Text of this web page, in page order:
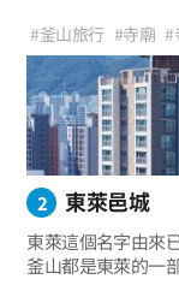
位於以美麗溪谷和
一年四季都有絡繹
#釜山旅行 #寺廟 #
#大雄殿 #石塔 #溪
#歷史旅行 #適宜散
#家庭旅遊
2 東萊邑城
東萊這個名字由來
釜山都是東萊的一